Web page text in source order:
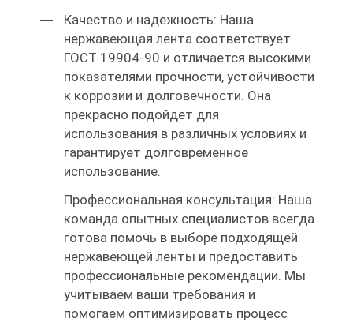
Качество и надежность: Наша
нержавеющая лента соответствует
ГОСТ 19904-90 и отличается высокими
показателями прочности, устойчивости
к коррозии и долговечности. Она
прекрасно подойдет для
использования в различных условиях и
гарантирует долговременное
использование.
Профессиональная консультация: Наша
команда опытных специалистов всегда
готова помочь в выборе подходящей
нержавеющей ленты и предоставить
профессиональные рекомендации. Мы
учитываем ваши требования и
помогаем оптимизировать процесс